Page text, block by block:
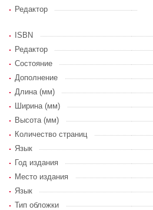
Редактор
ISBN
Редактор
Состояние
Дополнение
Длина (мм)
Ширина (мм)
Высота (мм)
Количество страниц
Язык
Год издания
Место издания
Язык
Тип обложки